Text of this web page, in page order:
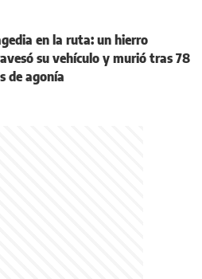
en la ruta: un hierro
su vehículo y murió tras 78
de agonía